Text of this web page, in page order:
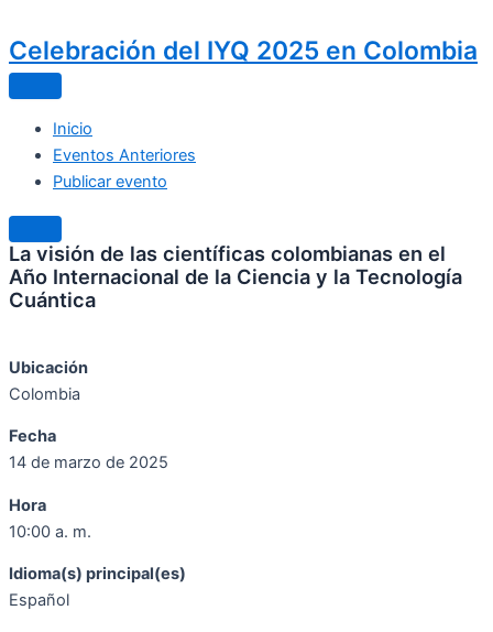
Celebración del IYQ 2025 en Colombia
Inicio
Eventos Anteriores
Publicar evento
La visión de las científicas colombianas en el
Año Internacional de la Ciencia y la Tecnología
Cuántica
Ubicación
Colombia
Fecha
14 de marzo de 2025
Hora
10:00 a. m.
Idioma(s) principal(es)
Español